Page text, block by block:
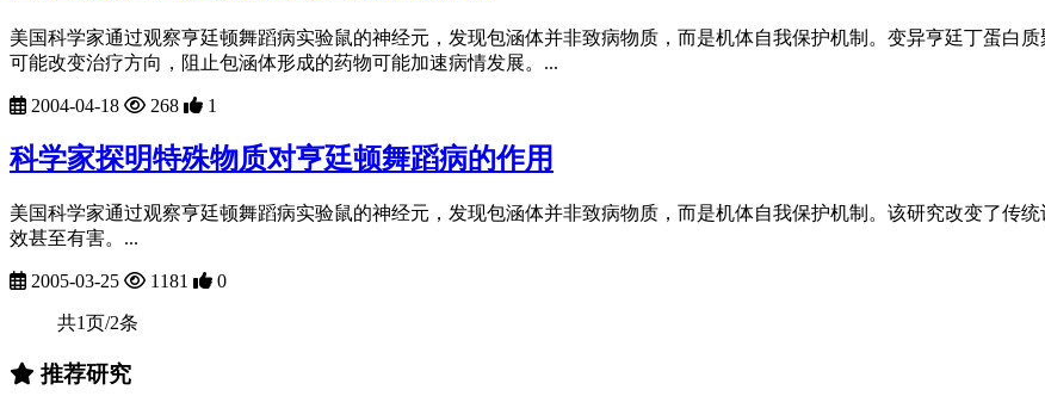
美国科学家通过观察亨廷顿舞蹈病实验鼠的神经元，发现包涵体并非致病物质，而是机体自我保护机制。变异亨廷丁蛋白
可能改变治疗方向，阻止包涵体形成的药物可能加速病情发展。...
2004-04-18 268 1
科学家探明特殊物质对亨廷顿舞蹈病的作用
美国科学家通过观察亨廷顿舞蹈病实验鼠的神经元，发现包涵体并非致病物质，而是机体自我保护机制。该研究改变了传
效甚至有害。...
2005-03-25 1181 0
共1页/2条
推荐研究